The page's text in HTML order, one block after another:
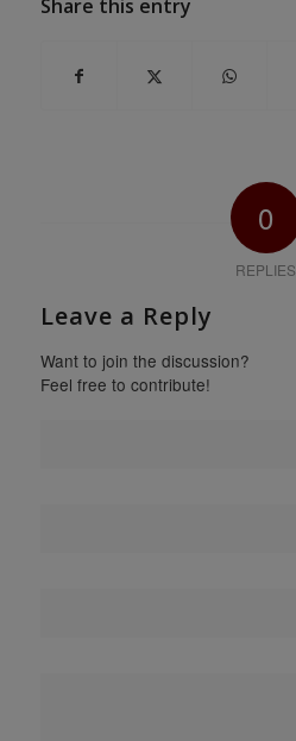
Share this entry
0
REPLIES
Leave a Reply
Want to join the discussion?
Feel free to contribute!